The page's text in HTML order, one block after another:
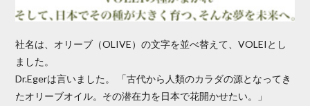
社名は、オリーブ（OLIVE）の文字を並べ替えて、VOLEIとし
ました。
Dr.Egerは言いました。 「古代から人類のカラダの源となってき
たオリーブオイル。その潜在力を日本で花開かせたい。」